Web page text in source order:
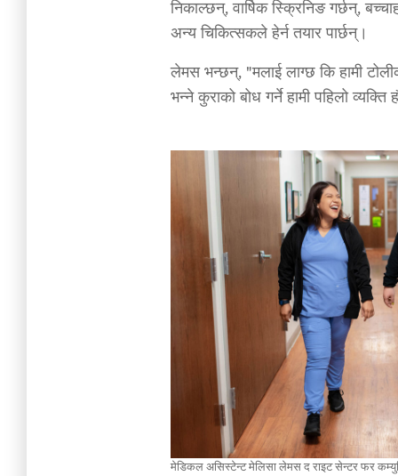
निकाल्छन्, वार्षिक स्क्रिनिङ गर्छन्,
अन्य चिकित्सकले हेर्न तयार पार्छन्।
लेमस भन्छन्, "मलाई लाग्छ कि हामी
भन्ने कुराको बोध गर्ने हामी पहिलो
मेडिकल असिस्टेन्ट मेलिसा लेमस द राइट सेन्टर फर